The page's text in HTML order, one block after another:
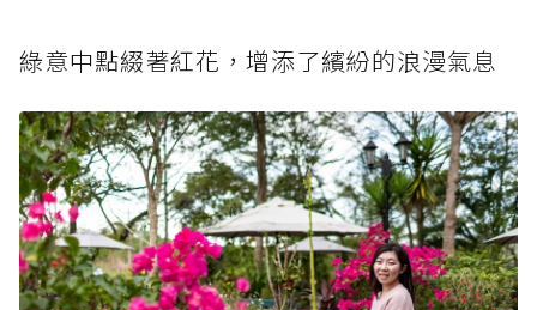
綠意中點綴著紅花，增添了繽紛的浪漫氣息